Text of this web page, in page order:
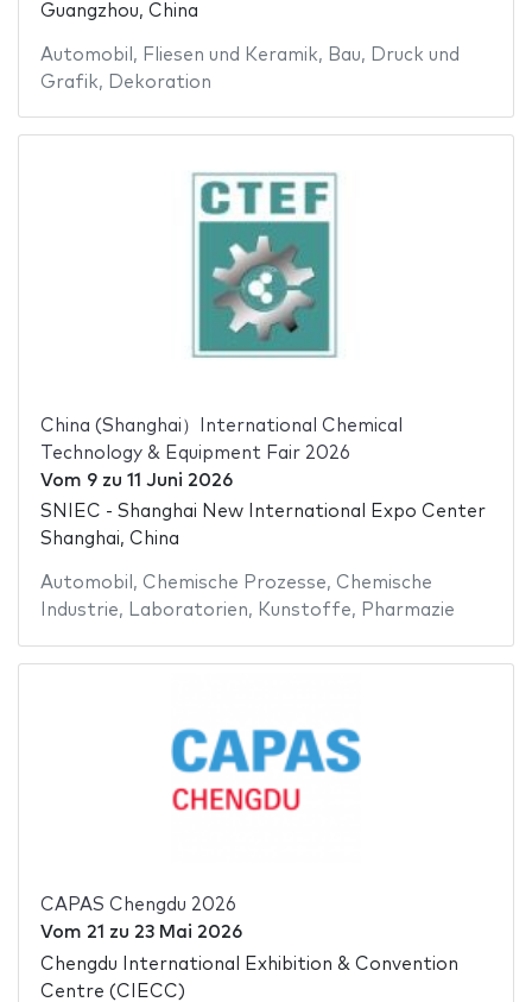
Guangzhou, China
Automobil , Fliesen und Keramik, Bau,
Druck und
Grafik, Dekoration
China (Shanghai）International Chemical
Technology & Equipment Fair 2026
Vom 9zu 11 Juni 2026
SNIEC - Shanghai New International Expo Center
Shanghai, China
Automobil , Chemische Prozesse, Chemische
Industrie, Laboratorien, Kunstoffe, Pharmazie
CAPAS Chengdu 2026
Vom 21 zu 23 Mai 2026
Chengdu International Exhibition & Convention
Centre (CIECC)